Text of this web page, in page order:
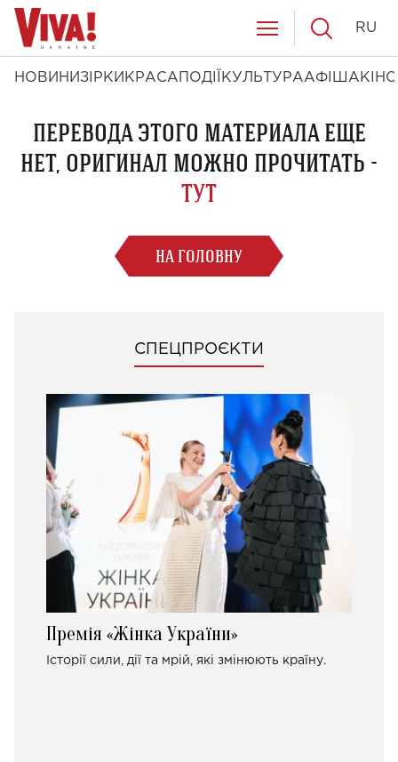
НОВИНИ ЗІРКИ КРАСА ПОДІЇ КУЛЬТУРААФІША КІНО
RU
ПЕРЕВОДА ЭТОГО МАТЕРИАЛА ЕЩЕ
НЕТ, ОРИГИНАЛ МОЖНО ПРОЧИТАТЬ -
ТУТ
НА ГОЛОВНУ
СПЕЦПРОЄКТИ
Премія «Жінка України»
Історії сили, дії та мрій, які змінюють країну.